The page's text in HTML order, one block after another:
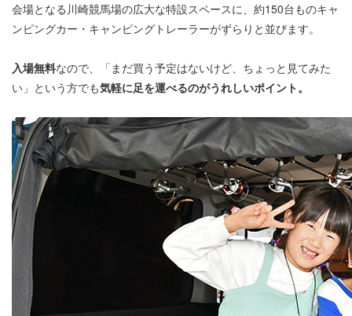
会場となる川崎競馬場の広大な特設スペースに、約150台ものキャ
ンピングカー・キャンピングトレーラーがずらりと並びます。
入場無料なので、「まだ買う予定はないけど、ちょっと見てみた
い」という方でも気軽に足を運べるのがうれしいポイント。